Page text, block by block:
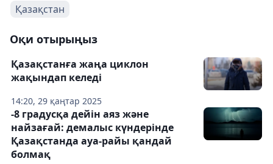
Қазақстан
Оқи отырыңыз
14:20, 29 қаңтар 2025
Қазақстанға жаңа циклон
жақындап келеді
-8 градусқа дейін аяз және
найзағай: демалыс күндерінде
Қазақстанда ауа-райы қандай
болмақ